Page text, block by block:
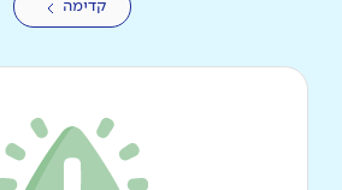
קדימה